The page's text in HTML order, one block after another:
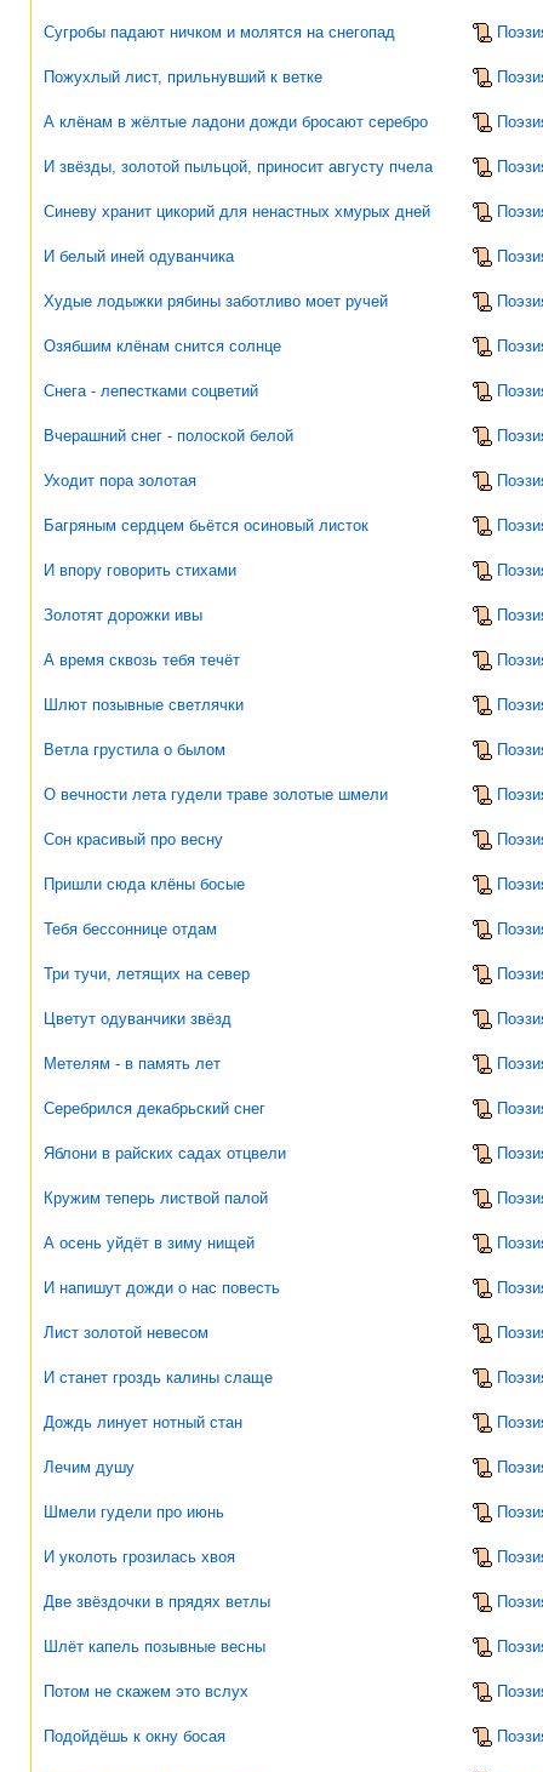
Сугробы падают ничком и молятся на снегопад
Пожухлый лист, прильнувший к ветке
А клёнам в жёлтые ладони дожди бросают серебро
И звёзды, золотой пыльцой, приносит августу пчела
Синеву хранит цикорий для ненастных хмурых дней
И белый иней одуванчика
Худые лодыжки рябины заботливо моет ручей
Озябшим клёнам снится солнце
Снега - лепестками соцветий
Вчерашний снег - полоской белой
Уходит пора золотая
Багряным сердцем бьётся осиновый листок
И впору говорить стихами
Золотят дорожки ивы
А время сквозь тебя течёт
Шлют позывные светлячки
Ветла грустила о былом
О вечности лета гудели траве золотые шмели
Сон красивый про весну
Пришли сюда клёны босые
Тебя бессоннице отдам
Три тучи, летящих на север
Цветут одуванчики звёзд
Метелям - в память лет
Серебрился декабрьский снег
Яблони в райских садах отцвели
Кружим теперь листвой палой
А осень уйдёт в зиму нищей
И напишут дожди о нас повесть
Лист золотой невесом
И станет гроздь калины слаще
Дождь линует нотный стан
Лечим душу
Шмели гудели про июнь
И уколоть грозилась хвоя
Две звёздочки в прядях ветлы
Шлёт капель позывные весны
Потом не скажем это вслух
Подойдёшь к окну босая